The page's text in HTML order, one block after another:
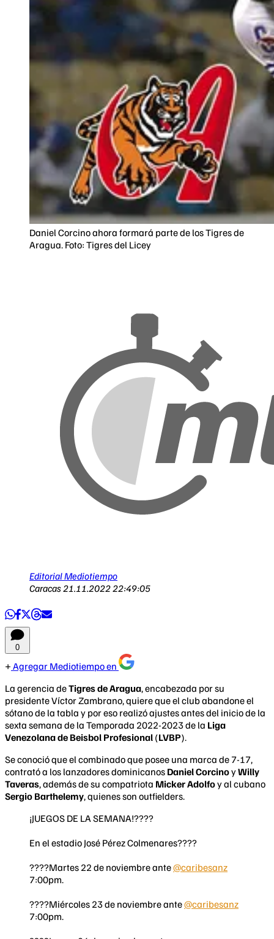
Daniel Corcino ahora formará parte de los Tigres de
Aragua. Foto: Tigres del Licey
Editorial Mediotiempo
Caracas21.11.2022 22:49:05
0
Agregar Mediotiempo en
La gerencia deTigres de Aragua, encabezada por su
presidente Víctor Zambrano, quiere que el club abandone el
sótano de la tabla y por eso realizó ajustes antes del inicio de la
sexta semana de la Temporada 2022-2023 de la Liga
Venezolana de Beisbol Profesional (LVBP).
Se conoció que el combinado que posee una marca de 7-17,
contrató a los lanzadores dominicanos Daniel CorcinoyWilly
Taveras, además de su compatriota Micker Adolfoy al cubano
Sergio Barthelemy, quienes son outfielders.
¡JUEGOS DE LA SEMANA!????
En el estadio José Pérez Colmenares????
????Martes 22 de noviembre ante@caribesanz
7:00pm.
????Miércoles 23 de noviembre ante@caribesanz
7:00pm.